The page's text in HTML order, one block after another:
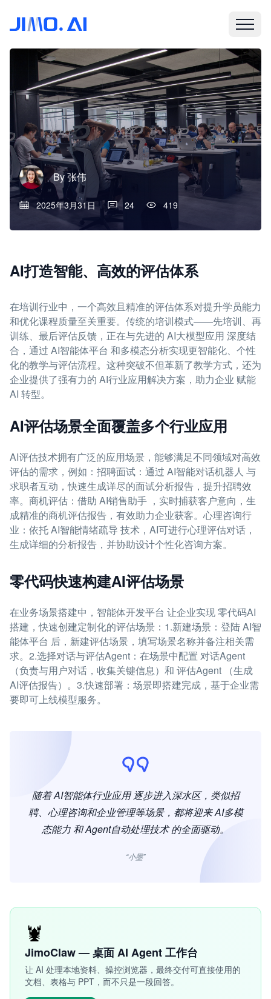
By张伟
2025年3月31日 24 419
AI打造智能、高效的评估体系
在培训行业中，一个高效且精准的评估体系对提升学员能力
和优化课程质量至关重要。传统的培训模式——先培训、再
训练、最后评估反馈，正在与先进的 AI大模型应用 深度结
合，通过 AI智能体平台 和多模态分析实现更智能化、个性
化的教学与评估流程。这种突破不但革新了教学方式，还为
企业提供了强有力的 AI行业应用解决方案，助力企业 赋能
AI 转型。
AI评估场景全面覆盖多个行业应用
AI评估技术拥有广泛的应用场景，能够满足不同领域对高效
评估的需求，例如：招聘面试：通过 AI智能对话机器人 与
求职者互动，快速生成详尽的面试分析报告，提升招聘效
率。商机评估：借助 AI销售助手 ，实时捕获客户意向，生
成精准的商机评估报告，有效助力企业获客。心理咨询行
业：依托 AI智能情绪疏导 技术，AI可进行心理评估对话，
生成详细的分析报告，并协助设计个性化咨询方案。
零代码快速构建AI评估场景
在业务场景搭建中，智能体开发平台 让企业实现 零代码AI
搭建，快速创建定制化的评估场景：1.新建场景：登陆 AI智
能体平台 后，新建评估场景，填写场景名称并备注相关需
求。2.选择对话与评估Agent：在场景中配置 对话Agent
（负责与用户对话，收集关键信息）和 评估Agent （生成
AI评估报告）。3.快速部署：场景即搭建完成，基于企业需
要即可上线模型服务。
随着 AI智能体行业应用 逐步进入深水区，类似招
聘、心理咨询和企业管理等场景，都将迎来 AI多模
态能力 和 Agent自动处理技术 的全面驱动。
“小墨”
🦞
JimoClaw — 桌面 AI Agent 工作台
让 AI 处理本地资料、操控浏览器，最终交付可直接使用的
文档、表格与 PPT，而不只是一段回答。